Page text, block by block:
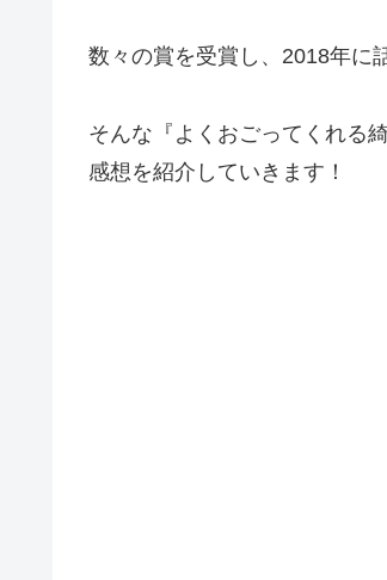
数々の賞を受賞し、2018年に
そんな『よくおごってくれる
感想を紹介していきます！